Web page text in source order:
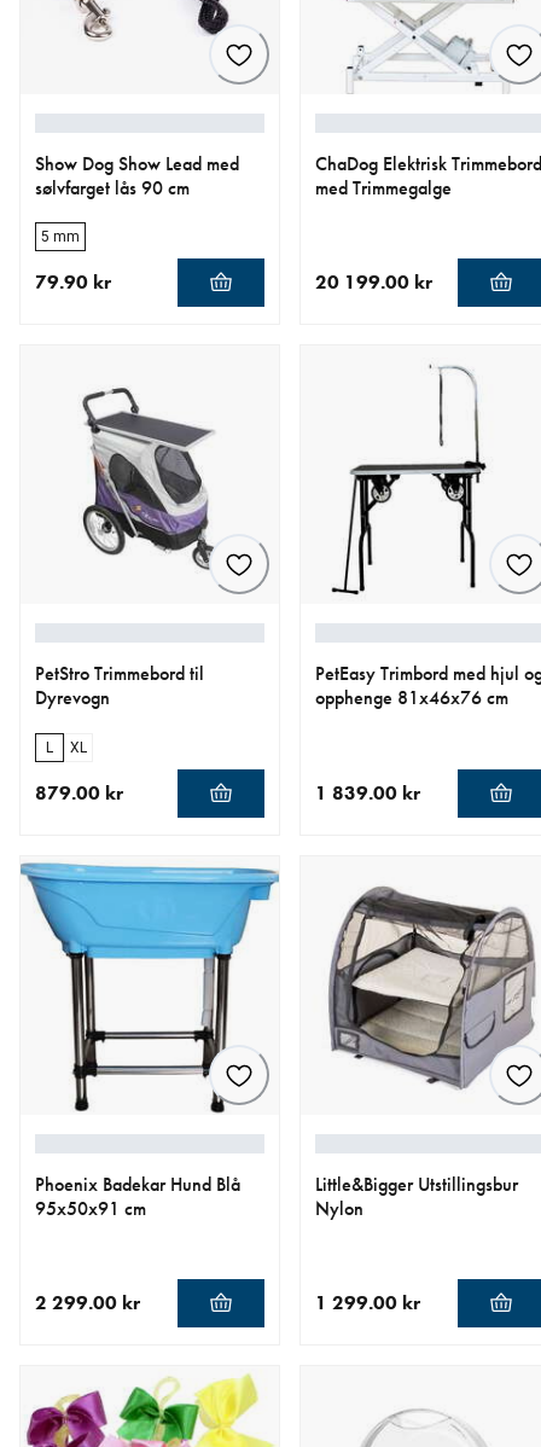
Show Dog Show Lead med
sølvfarget lås 90 cm
5 mm
79.90 kr
ChaDog Elektrisk Trimmebord
med Trimmegalge
20 199.00 kr
PetStro Trimmebord til
Dyrevogn
L XL
879.00 kr
PetEasy Trimbord med hjul
opphenge 81x46x76 cm
1 839.00 kr
Phoenix Badekar Hund Blå
95x50x91 cm
2 299.00 kr
Little&Bigger Utstillingsbur
Nylon
1 299.00 kr